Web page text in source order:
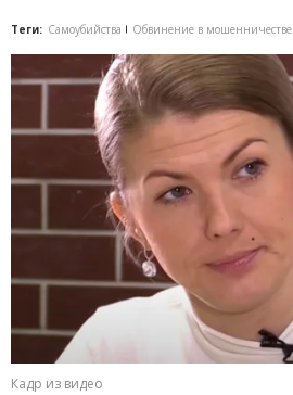
Теги: Самоубийства Обвинение в мошенничестве
Кадр из видео